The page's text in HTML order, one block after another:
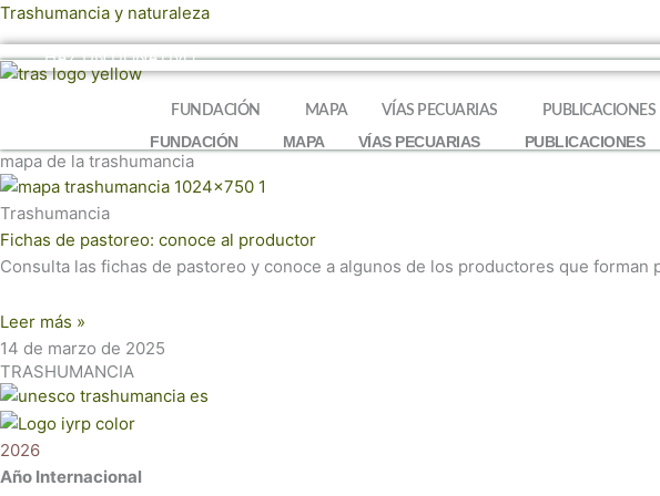
Ir
al
contenido
Trashumancia y naturaleza
HAZ UN DONATIVO
FUNDACIÓN MAPA VÍAS PECUARIAS PUBLICACIONES
FUNDACIÓN MAPA VÍAS PECUARIAS PUBLICACIONES
mapa de la trashumancia
Trashumancia
Fichas de pastoreo: conoce al productor
Consulta las fichas de pastoreo y conoce a algunos de los productores que forman
Leer más »
14 de marzo de 2025
TRASHUMANCIA
2026
Año Internacional